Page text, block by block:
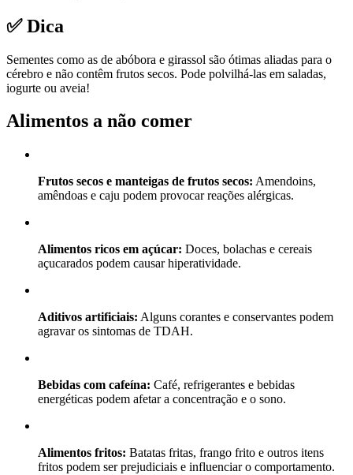
✅ Dica
Sementes como as de abóbora e girassol são ótimas aliadas para o
cérebro e não contêm frutos secos. Pode polvilhá-las em saladas,
iogurte ou aveia!
Alimentos a não comer
Frutos secos e manteigas de frutos secos: Amendoins,
amêndoas e caju podem provocar reações alérgicas.
Alimentos ricos em açúcar: Doces, bolachas e cereais
açucarados podem causar hiperatividade.
Aditivos artificiais: Alguns corantes e conservantes podem
agravar os sintomas de TDAH.
Bebidas com cafeína: Café, refrigerantes e bebidas
energéticas podem afetar a concentração e o sono.
Alimentos fritos: Batatas fritas, frango frito e outros itens
fritos podem ser prejudiciais e influenciar o comportamento.